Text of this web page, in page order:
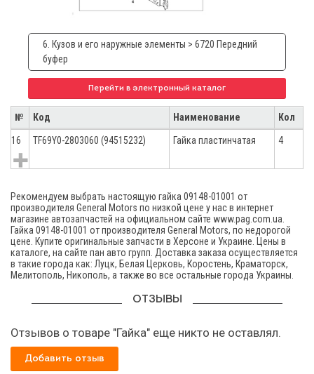
6. Кузов и его наружные элементы > 6720 Передний
буфер
Перейти в электронный каталог
№ Код Наименование Кол
16 TF69Y0-2803060 (94515232) Гайка пластинчатая 4
Рекомендуем выбрать настоящую гайка 09148-01001 от
производителя General Motors по низкой цене у нас в интернет
магазине автозапчастей на официальном сайте www.pag.com.ua.
Гайка 09148-01001 от производителя General Motors, по недорогой
цене. Купите оригинальные запчасти в Херсоне и Украине. Цены в
каталоге, на сайте пан авто групп. Доставка заказа осуществляется
в такие города как: Луцк, Белая Церковь, Коростень, Краматорск,
Мелитополь, Никополь, а также во все остальные города Украины.
ОТЗЫВЫ
Отзывов о товаре "Гайка" еще никто не оставлял.
Добавить отзыв